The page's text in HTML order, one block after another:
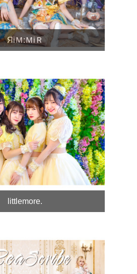
ЯiＭ:ＭiＲ
littlemore.